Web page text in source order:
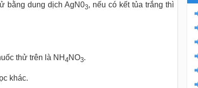
bằng dung dịch AgN03, nếu có kết tủa trắng thì
thử trên là NH4NO3.
khác.